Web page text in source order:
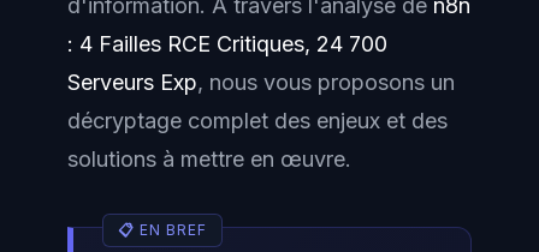
d'information. À travers l'analyse de n8n
: 4 Failles RCE Critiques, 24 700
Serveurs Exp, nous vous proposons un
décryptage complet des enjeux et des
solutions à mettre en œuvre.